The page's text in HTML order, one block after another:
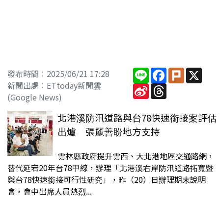
發布時間：2025/06/21 17:28
新聞出處：ETtoday新聞雲
(Google News)
LineFacebook
PlurkX
Sina
Weibo
Threads
北港溪防汛道路與台78快速銜接案評估
出爐 張麗善盼地方支持
雲林縣政府提升雲西、大北港地區交通路網，
替代延宕20年台78甲線，辦理「北港溪右岸防汛道路拓寬暨
與台78快速銜接可行性研究」，昨（20）日辦理期末說明
會，會中出席人員熱烈...